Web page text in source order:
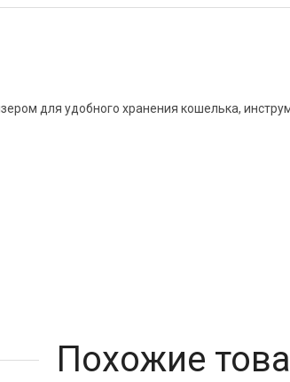
для удобного хранения кошелька,
Похожие